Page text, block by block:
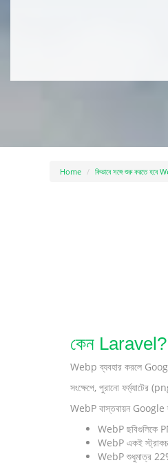
Home কিভাবে সঙ্গে শুরু করতে হবে
কেন Laravel?
Webp ব্যবহার করলে
সংক্ষেপে, পুরানো ফর্ম্যাটের
WebP বাস্তবায়ন Google
WebP ছবিগুলিকে
WebP একই
WebP শুধুমাত্র 22%